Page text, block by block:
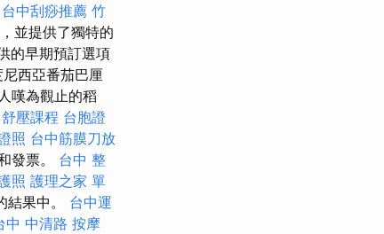
台中刮痧推薦 竹
並提供了獨特的
的早期預訂選項
西亞番茄巴厘
嘆為觀止的稻
舒壓課程 台胞證
照 台中筋膜刀放
發票。 台中 整
照 護理之家 單
果中。 台中運
中 中清路 按摩